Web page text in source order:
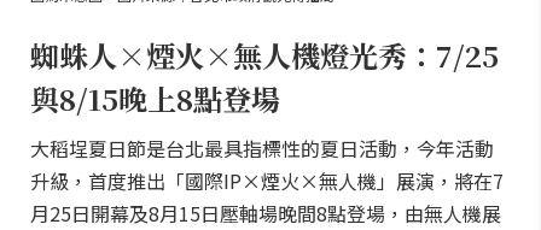
蜘蛛人×煙火×無人機燈光秀：7/25
與8/15晚上8點登場
大稻埕夏日節是台北最具指標性的夏日活動，今年活動
升級，首度推出「國際IP×煙火×無人機」展演，將在7
月25日開幕及8月15日壓軸場晚間8點登場，由無人機展